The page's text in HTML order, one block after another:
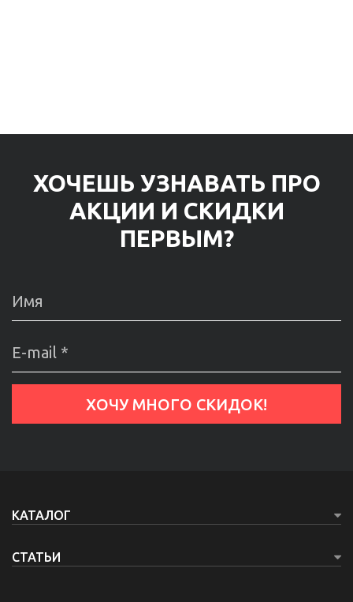
ХОЧЕШЬ УЗНАВАТЬ ПРО
АКЦИИ И СКИДКИ
ПЕРВЫМ?
КАТАЛОГ
СТАТЬИ